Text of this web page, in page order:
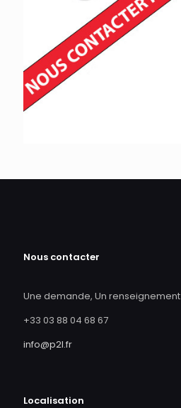
Nous contacter
Une demande, Un renseignement
+33 03 88 04 68 67
info@p2l.fr
Localisation